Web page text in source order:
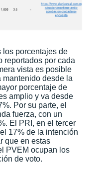
los porcentajes de
reportados por cada
vista es posible
mantenido desde la
porcentaje de
amplio y va desde
Por su parte, el
fuerza, con un
El PRI, en el tercer
17% de la intención
que en estas
PVEM ocupan los
de voto.